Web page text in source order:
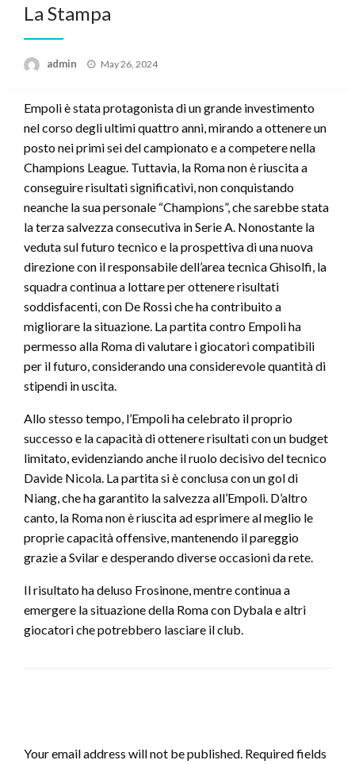
La Stampa
admin
Posted
May 26, 2024
Empoli è stata protagonista di un grande investimento
nel corso degli ultimi quattro anni, mirando a ottenere un
posto nei primi sei del campionato e a competere nella
Champions League. Tuttavia, la Roma non è riuscita a
conseguire risultati significativi, non conquistando
neanche la sua personale “Champions”, che sarebbe stata
la terza salvezza consecutiva in Serie A. Nonostante la
veduta sul futuro tecnico e la prospettiva di una nuova
direzione con il responsabile dell’area tecnica Ghisolfi, la
squadra continua a lottare per ottenere risultati
soddisfacenti, con De Rossi che ha contribuito a
migliorare la situazione. La partita contro Empoli ha
permesso alla Roma di valutare i giocatori compatibili
per il futuro, considerando una considerevole quantità di
stipendi in uscita.
Allo stesso tempo, l’Empoli ha celebrato il proprio
successo e la capacità di ottenere risultati con un budget
limitato, evidenziando anche il ruolo decisivo del tecnico
Davide Nicola. La partita si è conclusa con un gol di
Niang, che ha garantito la salvezza all’Empoli. D’altro
canto, la Roma non è riuscita ad esprimere al meglio le
proprie capacità offensive, mantenendo il pareggio
grazie a Svilar e desperando diverse occasioni da rete.
Il risultato ha deluso Frosinone, mentre continua a
emergere la situazione della Roma con Dybala e altri
giocatori che potrebbero lasciare il club.
Your email address will not be published. Required fields